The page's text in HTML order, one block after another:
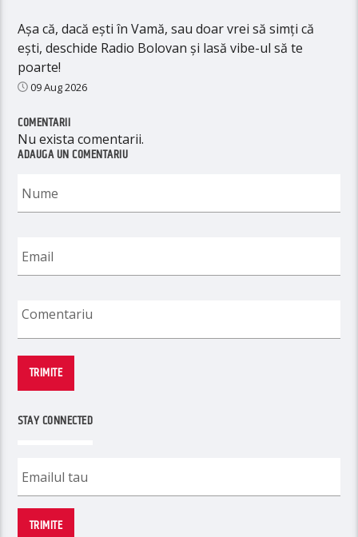
Așa că, dacă ești în Vamă, sau doar vrei să simți că
ești, deschide Radio Bolovan și lasă vibe-ul să te
poarte!
09 Aug 2026
COMENTARII
Nu exista comentarii.
ADAUGA UN COMENTARIU
TRIMITE
STAY CONNECTED
TRIMITE